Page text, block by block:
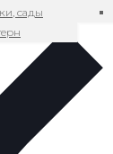
сады